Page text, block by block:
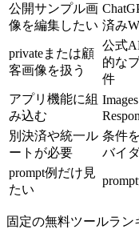
公開サンプル画
像を編集したい 済み
privateまたは顧
客画像を扱う
公式
的な
件
アプリ機能に組
み込む
別決済や統一ル
ートが必要
条件
バイ
prompt例だけ見
たい
固定の無料ツールラン